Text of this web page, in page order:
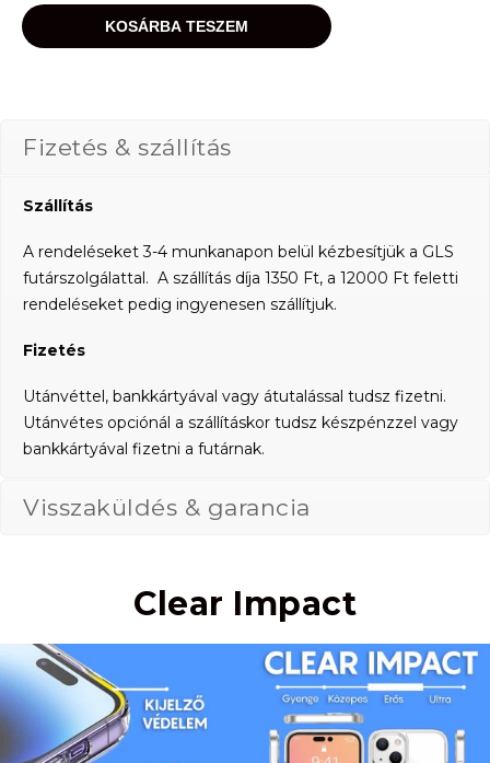
KOSÁRBA TESZEM
Fizetés & szállítás
Szállítás
A rendeléseket 3-4 munkanapon belül kézbesítjük a GLS
futárszolgálattal. A szállítás díja 1350 Ft, a 12000 Ft feletti
rendeléseket pedig ingyenesen szállítjuk.
Fizetés
Utánvéttel, bankkártyával vagy átutalással tudsz fizetni.
Utánvétes opciónál a szállításkor tudsz készpénzzel vagy
bankkártyával fizetni a futárnak.
Visszaküldés & garancia
Clear Impact